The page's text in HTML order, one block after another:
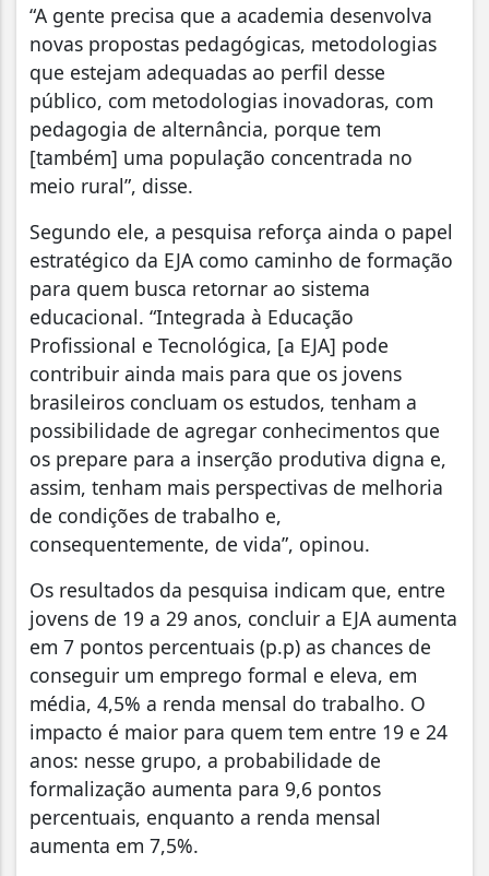
“A gente precisa que a academia desenvolva
novas propostas pedagógicas, metodologias
que estejam adequadas ao perfil desse
público, com metodologias inovadoras, com
pedagogia de alternância, porque tem
[também] uma população concentrada no
meio rural”, disse.
Segundo ele, a pesquisa reforça ainda o papel
estratégico da EJA como caminho de formação
para quem busca retornar ao sistema
educacional. “Integrada à Educação
Profissional e Tecnológica, [a EJA] pode
contribuir ainda mais para que os jovens
brasileiros concluam os estudos, tenham a
possibilidade de agregar conhecimentos que
os prepare para a inserção produtiva digna e,
assim, tenham mais perspectivas de melhoria
de condições de trabalho e,
consequentemente, de vida”, opinou.
Os resultados da pesquisa indicam que, entre
jovens de 19 a 29 anos, concluir a EJA aumenta
em 7 pontos percentuais (p.p) as chances de
conseguir um emprego formal e eleva, em
média, 4,5% a renda mensal do trabalho. O
impacto é maior para quem tem entre 19 e 24
anos: nesse grupo, a probabilidade de
formalização aumenta para 9,6 pontos
percentuais, enquanto a renda mensal
aumenta em 7,5%.